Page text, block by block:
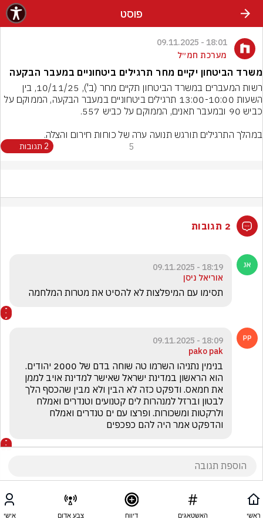
פוסט
18:01 - 09.11.2025
מערכת חמ״ל
משרד הביטחון יקיים מחר תרגילים ביטחוניים במעבר הבקעה
השעות 13:00-10:00 תרגילים ביטחוניים במעבר הבקעה, הממוקם על
במהלך התרגילים תורגש תנועה ערה של כוחות חירום והצלה.
5 2 תגובות
2 תגובות
18:19 - 09.11.2025
אוריאל ניסן
תסימו עם המיפלצות לא להסיט את מטרות המלחמה
18:09 - 09.11.2025
pako pak
והדפקט אמר היה להם כפכפים
ראשי האשטאגים דיווח צבע אדום אישי